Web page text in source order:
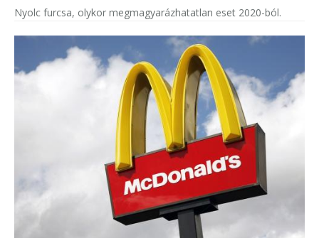
Nyolc furcsa, olykor megmagyarázhatatlan eset 2020-ból.